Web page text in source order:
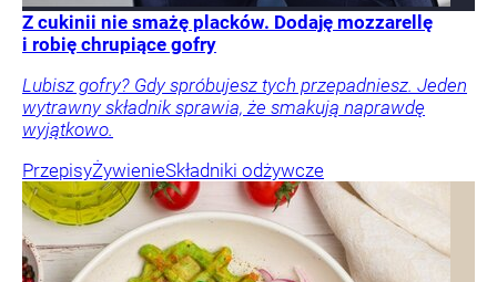
Z cukinii nie smażę placków. Dodaję mozzarellę
i robię chrupiące gofry
Lubisz gofry? Gdy spróbujesz tych przepadniesz. Jeden
wytrawny składnik sprawia, że smakują naprawdę
wyjątkowo.
PrzepisyŻywienieSkładniki odżywcze